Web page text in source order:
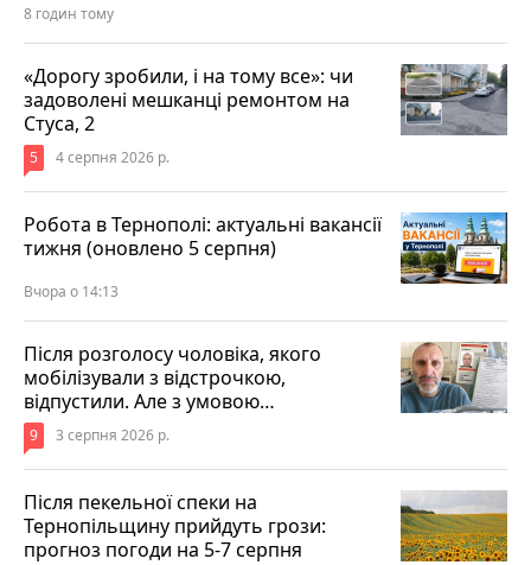
8 годин тому
«Дорогу зробили, і на тому все»: чи
задоволені мешканці ремонтом на
Стуса, 2
5 4 серпня 2026 р.
Робота в Тернополі: актуальні вакансії
тижня (оновлено 5 серпня)
Вчора о 14:13
Після розголосу чоловіка, якого
мобілізували з відстрочкою,
відпустили. Але з умовою…
9 3 серпня 2026 р.
Після пекельної спеки на
Тернопільщину прийдуть грози:
прогноз погоди на 5-7 серпня